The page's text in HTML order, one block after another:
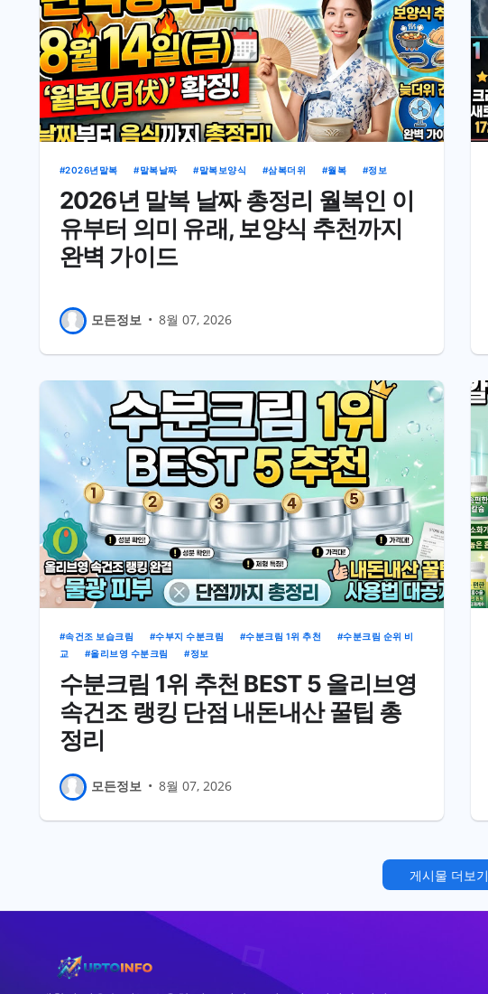
2026년말복 말복날짜 말복보양식 삼복더위 월복 정보
2026년 말복 날짜 총정리 월복인 이
유부터 의미 유래, 보양식 추천까지
완벽 가이드
모든정보 • 8월 07, 2026
속건조 보습크림 수부지 수분크림 수분크림 1위 추천
수분크림 순위 비
교
올리브영 수분크림 정보
수분크림 1위 추천 BEST 5 올리브영
속건조 랭킹 단점 내돈내산 꿀팁 총
정리
모든정보 • 8월 07, 2026
게시물 더보기